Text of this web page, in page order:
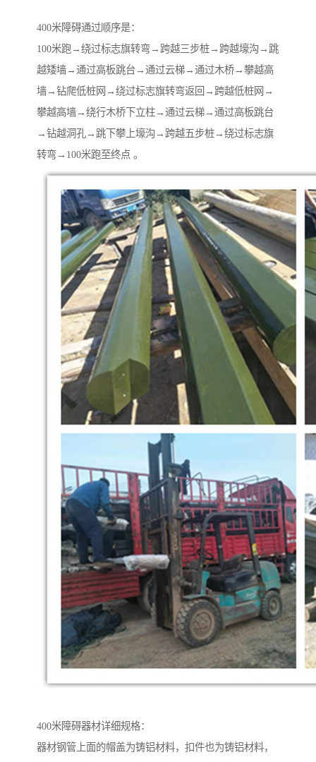
400米障碍通过顺序是：
100米跑→绕过标志旗转弯→跨越三步桩→跨越壕沟→跳
越矮墙→通过高板跳台→通过云梯→通过木桥→攀越高
墙→钻爬低桩网→绕过标志旗转弯返回→跨越低桩网→
攀越高墙→绕行木桥下立柱→通过云梯→通过高板跳台
→钻越洞孔→跳下攀上壕沟→跨越五步桩→绕过标志旗
转弯→100米跑至终点 。
400米障碍器材详细规格：
器材钢管上面的帽盖为铸铝材料，扣件也为铸铝材料，